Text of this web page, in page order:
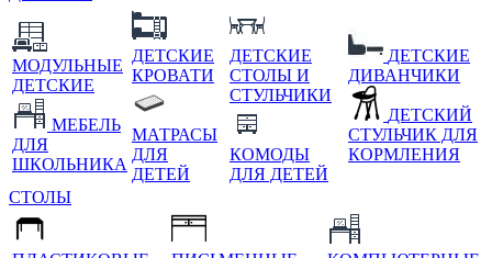
МОДУЛЬНЫЕ
ДЕТСКИЕ
МЕБЕЛЬ
ДЛЯ
ШКОЛЬНИКА
ДЕТСКИЕ
КРОВАТИ
МАТРАСЫ
ДЛЯ
ДЕТЕЙ
ДЕТСКИЕ
СТОЛЫ И
СТУЛЬЧИКИ
КОМОДЫ
ДЛЯ ДЕТЕЙ
ДЕТСКИЕ
ДИВАНЧИКИ
ДЕТСКИЙ
СТУЛЬЧИК ДЛЯ
КОРМЛЕНИЯ
СТОЛЫ